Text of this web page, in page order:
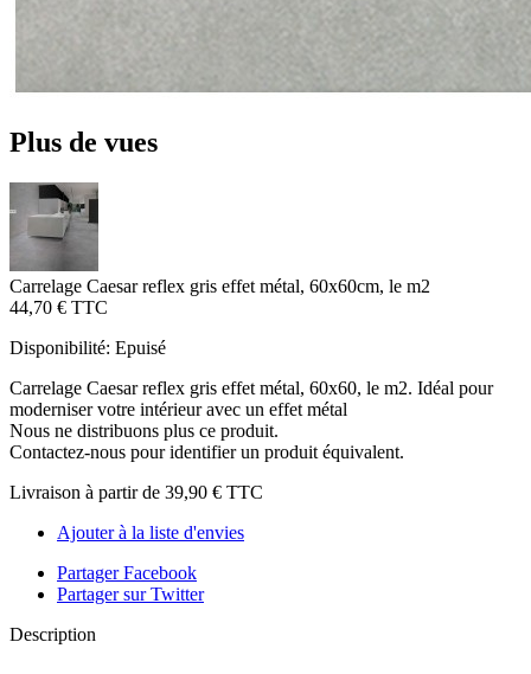
Plus de vues
Carrelage Caesar reflex gris effet métal, 60x60cm, le m2
44,70 € TTC
Disponibilité: Epuisé
Carrelage Caesar reflex gris effet métal, 60x60, le m2. Idéal pour
moderniser votre intérieur avec un effet métal
Nous ne distribuons plus ce produit.
Contactez-nous pour identifier un produit équivalent.
Livraison à partir de 39,90 € TTC
Ajouter à la liste d'envies
Partager Facebook
Partager sur Twitter
Description